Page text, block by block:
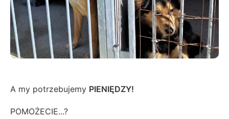
A my potrzebujemy PIENIĘDZY!
POMOŻECIE...?